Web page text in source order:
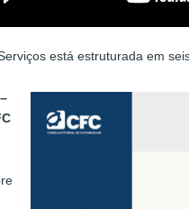
está estruturada em